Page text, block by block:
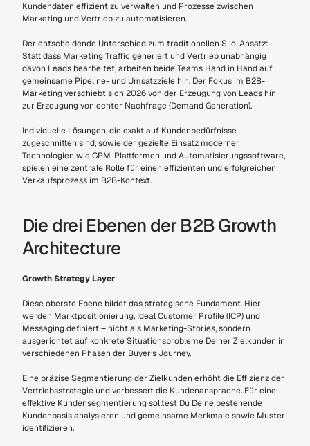
Kundendaten effizient zu verwalten und Prozesse zwischen
Marketing und Vertrieb zu automatisieren.
Der entscheidende Unterschied zum traditionellen Silo-Ansatz:
Statt dass Marketing Traffic generiert und Vertrieb unabhängig
davon Leads bearbeitet, arbeiten beide Teams Hand in Hand auf
gemeinsame Pipeline- und Umsatzziele hin. Der Fokus im B2B-
Marketing verschiebt sich 2026 von der Erzeugung von Leads hin
zur Erzeugung von echter Nachfrage (Demand Generation).
Individuelle Lösungen, die exakt auf Kundenbedürfnisse
zugeschnitten sind, sowie der gezielte Einsatz moderner
Technologien wie CRM-Plattformen und Automatisierungssoftware,
spielen eine zentrale Rolle für einen effizienten und erfolgreichen
Verkaufsprozess im B2B-Kontext.
Die drei Ebenen der B2B Growth
Architecture
Growth Strategy Layer
Diese oberste Ebene bildet das strategische Fundament. Hier
werden Marktpositionierung, Ideal Customer Profile (ICP) und
Messaging definiert – nicht als Marketing-Stories, sondern
ausgerichtet auf konkrete Situationsprobleme Deiner Zielkunden in
verschiedenen Phasen der Buyer’s Journey.
Eine präzise Segmentierung der Zielkunden erhöht die Effizienz der
Vertriebsstrategie und verbessert die Kundenansprache. Für eine
effektive Kundensegmentierung solltest Du Deine bestehende
Kundenbasis analysieren und gemeinsame Merkmale sowie Muster
identifizieren.